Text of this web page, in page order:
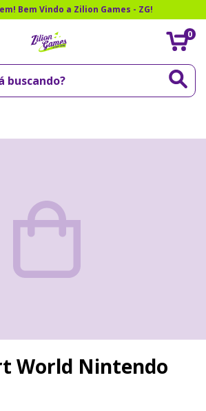
Bem Vindo a Zilion Games - ZG!
0
World Nintendo